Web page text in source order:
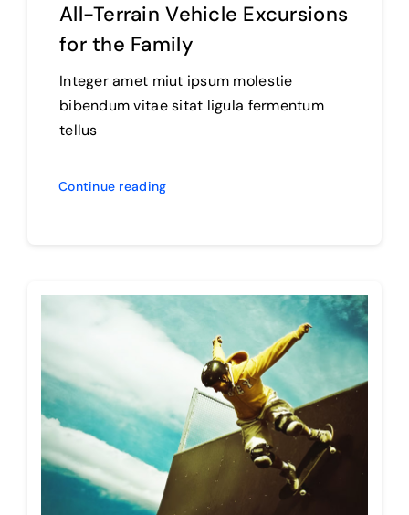
All-Terrain Vehicle Excursions
for the Family
Integer amet miut ipsum molestie
bibendum vitae sitat ligula fermentum
tellus
Continue reading